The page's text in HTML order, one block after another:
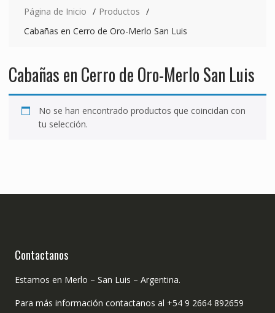
Página de Inicio
Productos
Cabañas en Cerro de Oro-Merlo San Luis
Cabañas en Cerro de Oro-Merlo San Luis
No se han encontrado productos que coincidan con
tu selección.
Contactanos
Estamos en Merlo – San Luis – Argentina.
Para más información contactanos al +54 9 2664 892659